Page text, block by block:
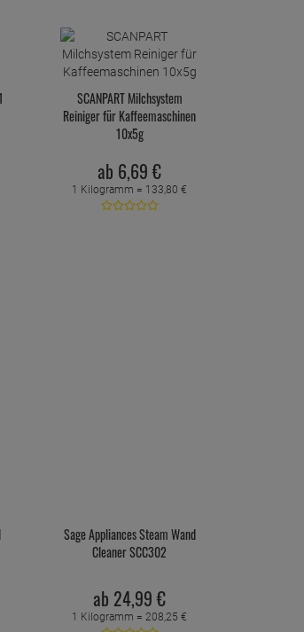
SCANPART Milchsystem
Reiniger für Kaffeemaschinen
10x5g
ab 6,69 €
1 Kilogramm = 133,80 €
Sage Appliances Steam Wand
Cleaner SCC302
ab 24,99 €
1 Kilogramm =208,25 €